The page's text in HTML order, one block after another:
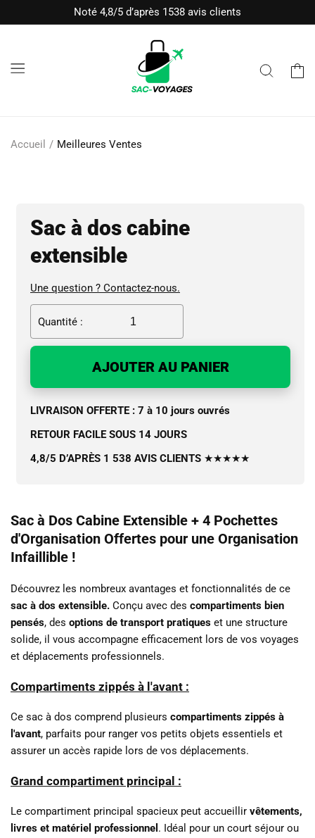
au
Noté 4,8/5 d’après 1538 avis clients
Panier
Accueil Meilleures Ventes
Sac à dos cabine
extensible
Une question ? Contactez-nous.
Quantité :
AJOUTER AU PANIER
LIVRAISON OFFERTE : 7 à 10 jours ouvrés
RETOUR FACILE SOUS 14 JOURS
4,8/5 D’APRÈS 1 538 AVIS CLIENTS ★★★★★
Sac à Dos Cabine Extensible + 4 Pochettes
d'Organisation Offertes pour une Organisation
Infaillible !
Découvrez les nombreux avantages et fonctionnalités de ce
sac à dos extensible. Conçu avec des compartiments bien
pensés, des options de transport pratiques et une structure
solide, il vous accompagne efficacement lors de vos voyages
et déplacements professionnels.
Compartiments zippés à l'avant :
Ce sac à dos comprend plusieurs compartiments zippés à
l'avant, parfaits pour ranger vos petits objets essentiels et
assurer un accès rapide lors de vos déplacements.
Grand compartiment principal :
Le compartiment principal spacieux peut accueillir vêtements,
livres et matériel professionnel . Idéal pour un court séjour ou